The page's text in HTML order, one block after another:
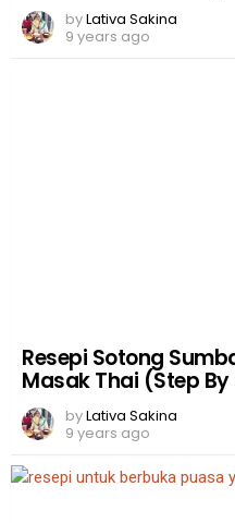
byLativa Sakina
9 years ago
Resepi Sotong
Masak Thai (Step
byLativa Sakina
9 years ago